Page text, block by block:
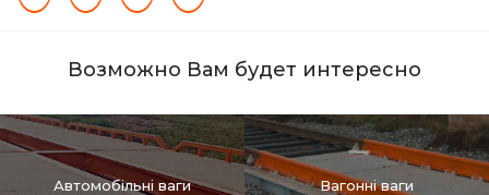
Возможно Вам будет интересно
Автомобільні ваги Вагонні ваги